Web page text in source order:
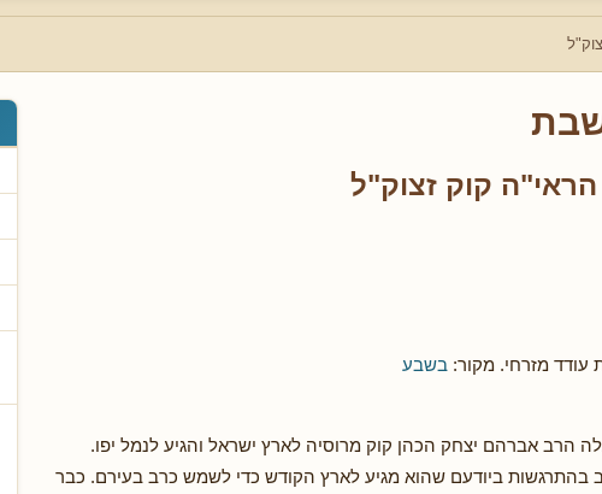
שבת
קוק זצוק"ל
עודד מזרחי. מקור: בשבע
באייר שנת תרס"ד (1904) עלה הרב אברהם יצחק הכהן קוק מרוסיה לארץ ישראל והגיע לנמל יפו.
בהתרגשות ביודעם שהוא מגיע לארץ הקודש כדי לשמש כרב בעירם. כבר